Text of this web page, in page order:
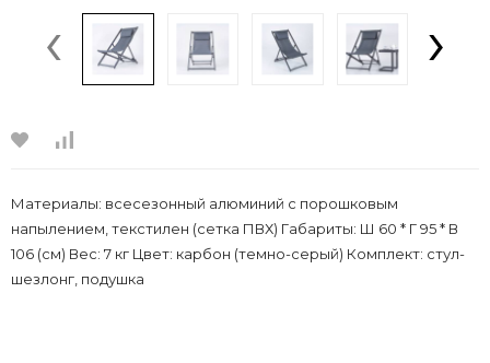
‹ ›
Материалы: всесезонный алюминий с порошковым
напылением, текстилен (сетка ПВХ) Габариты: Ш 60 * Г 95 * В
106 (см) Вес: 7 кг Цвет: карбон (темно-серый) Комплект: стул-
шезлонг, подушка